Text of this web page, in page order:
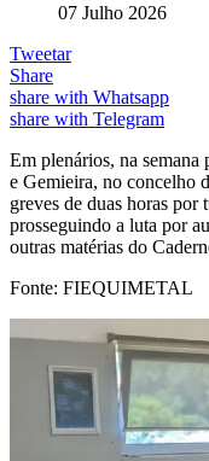
07 Julho 2026
Tweetar
Share
share with Whatsapp
share with Telegram
Em plenários, na semana
e Gemieira, no concelho
greves de duas horas por
prosseguindo a luta por
outras matérias do
Fonte: FIEQUIMETAL